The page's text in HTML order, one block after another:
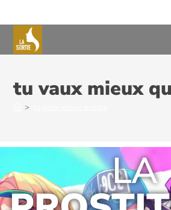
tu vaux mieux
>
LA